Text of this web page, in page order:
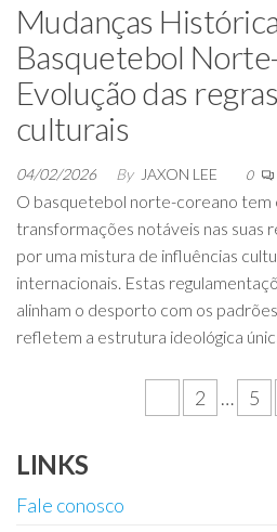
Mudanças
Basquetebol
Evolução das
culturais
04/02/2026 By JAXON LEE 0
O basquetebol norte-coreano tem
transformações notáveis nas suas
por uma mistura de influências
internacionais. Estas
alinham o desporto com os
refletem a estrutura ideológica
2 … 5
LINKS
Fale conosco